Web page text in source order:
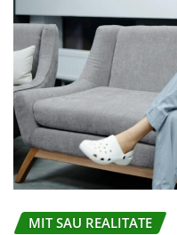
MIT SAU REALITATE